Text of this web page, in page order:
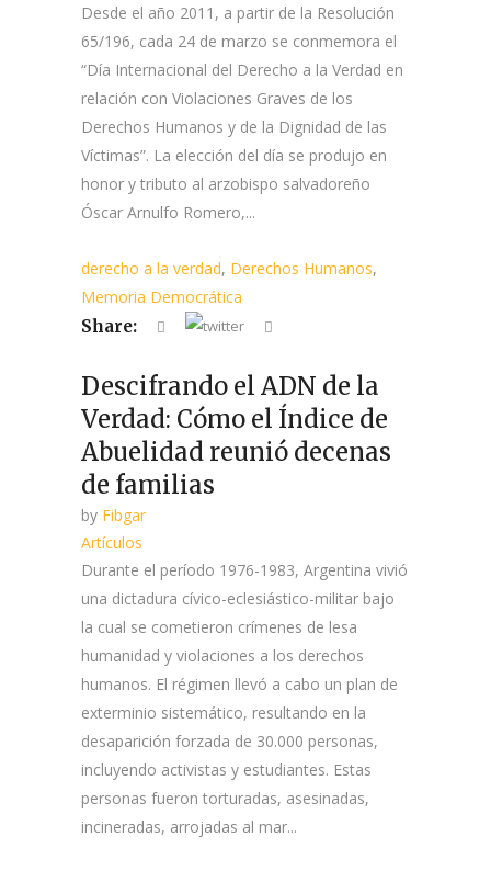
Desde el año 2011, a partir de la Resolución
65/196, cada 24 de marzo se conmemora el
“Día Internacional del Derecho a la Verdad en
relación con Violaciones Graves de los
Derechos Humanos y de la Dignidad de las
Víctimas”. La elección del día se produjo en
honor y tributo al arzobispo salvadoreño
Óscar Arnulfo Romero,...
derecho a la verdad, Derechos Humanos,
Memoria Democrática
Share:
Descifrando el ADN de la
Verdad: Cómo el Índice de
Abuelidad reunió decenas
de familias
by Fibgar
Artículos
Durante el período 1976-1983, Argentina vivió
una dictadura cívico-eclesiástico-militar bajo
la cual se cometieron crímenes de lesa
humanidad y violaciones a los derechos
humanos. El régimen llevó a cabo un plan de
exterminio sistemático, resultando en la
desaparición forzada de 30.000 personas,
incluyendo activistas y estudiantes. Estas
personas fueron torturadas, asesinadas,
incineradas, arrojadas al mar...